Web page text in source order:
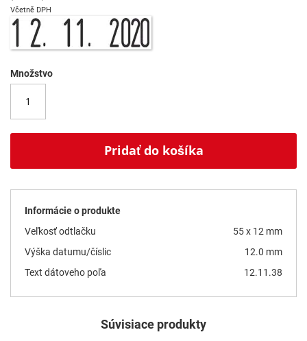
obrázkov
Včetně DPH
Množstvo
Pridať do košíka
Informácie o produkte
Veľkosť odtlačku
55 x 12 mm
Výška datumu/číslic
12.0 mm
Text dátoveho poľa
12.11.38
Súvisiace produkty